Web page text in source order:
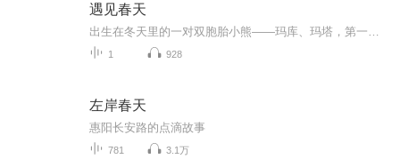
遇见春天
1 928
左岸春天
惠阳长安路的点滴故事
781 3.1万